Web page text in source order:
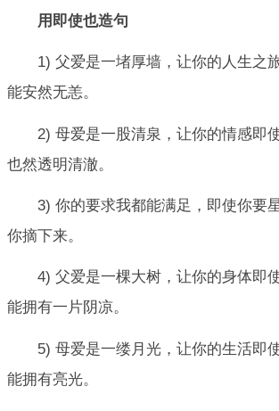
用即使也造句
1) 父爱是一堵厚墙，让你的人生之
能安然无恙。
2) 母爱是一股清泉，让你的情感即
也然透明清澈。
3) 你的要求我都能满足，即使你要
你摘下来。
4) 父爱是一棵大树，让你的身体即
能拥有一片阴凉。
5) 母爱是一缕月光，让你的生活即
能拥有亮光。